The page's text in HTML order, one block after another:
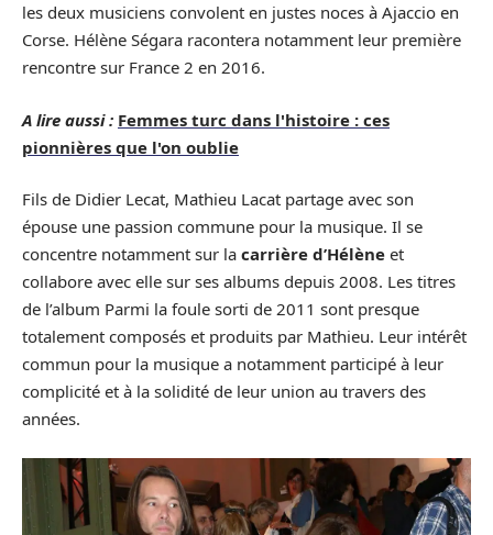
les deux musiciens convolent en justes noces à Ajaccio en
Corse. Hélène Ségara racontera notamment leur première
rencontre sur France 2 en 2016.
A lire aussi : Femmes turc dans l'histoire : ces
pionnières que l'on oublie
Fils de Didier Lecat, Mathieu Lacat partage avec son
épouse une passion commune pour la musique. Il se
concentre notamment sur la carrière d’Hélène et
collabore avec elle sur ses albums depuis 2008. Les titres
de l’album Parmi la foule sorti de 2011 sont presque
totalement composés et produits par Mathieu. Leur intérêt
commun pour la musique a notamment participé à leur
complicité et à la solidité de leur union au travers des
années.